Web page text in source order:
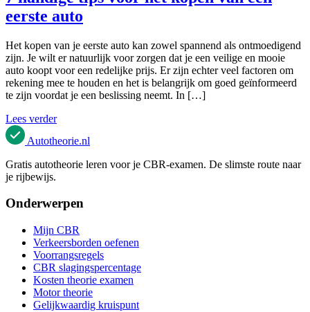
eerste auto
Het kopen van je eerste auto kan zowel spannend als ontmoedigend
zijn. Je wilt er natuurlijk voor zorgen dat je een veilige en mooie
auto koopt voor een redelijke prijs. Er zijn echter veel factoren om
rekening mee te houden en het is belangrijk om goed geïnformeerd
te zijn voordat je een beslissing neemt. In […]
Lees verder
Autotheorie.nl
Gratis autotheorie leren voor je CBR-examen. De slimste route naar
je rijbewijs.
Onderwerpen
Mijn CBR
Verkeersborden oefenen
Voorrangsregels
CBR slagingspercentage
Kosten theorie examen
Motor theorie
Gelijkwaardig kruispunt